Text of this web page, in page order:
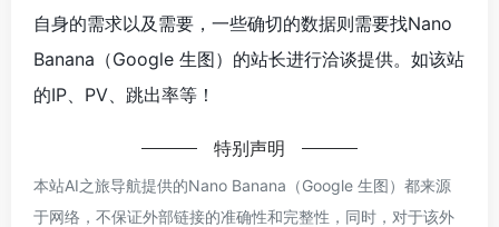
自身的需求以及需要，一些确切的数据则需要找Nano
Banana（Google 生图）的站长进行洽谈提供。如该站
的IP、PV、跳出率等！
特别声明
本站AI之旅导航提供的Nano Banana（Google 生图）都来源
于网络，不保证外部链接的准确性和完整性，同时，对于该外